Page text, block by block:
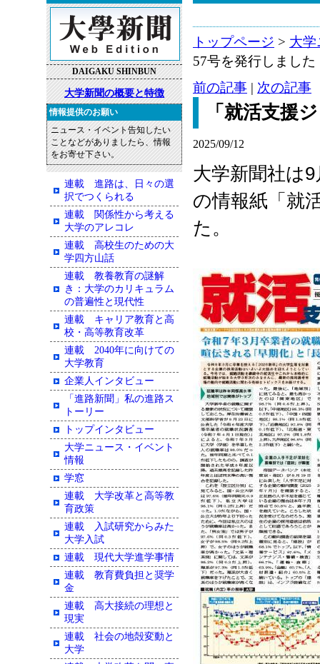
DAIGAKU SHINBUN
トップページ > 大学
57号を発行しました
前の記事 | 次の記事
「就活支援
2025/09/12
大学新聞社は9
の情報紙「就
た。
大学新聞の概要と特徴
情報提供のお願い
ニュース・イベント告知したい
ことなどがありましたら、情報
をお寄せ下さい。
連載 進路は、日々の選
択でつくられる
連載 関係性から考える
大学のアレコレ
連載 高校生のための大
学四方山話
連載 教養教育の謎解
き：大学のカリキュラム
の普遍性と現代性
連載 キャリア教育と高
校・高等教育改革
連載 2040年に向けての
大学教育
企業人インタビュー
「進路新聞」私の進路ス
トーリー
トップインタビュー
大学ニュース・イベント
情報
学窓
連載 大学改革と高等教
育政策
連載 入試研究からみた
大学入試
連載 現代大学進学事情
連載 教育費負担と奨学
金
連載 高大接続の理想と
現実
連載 社会の地殻変動と
大学